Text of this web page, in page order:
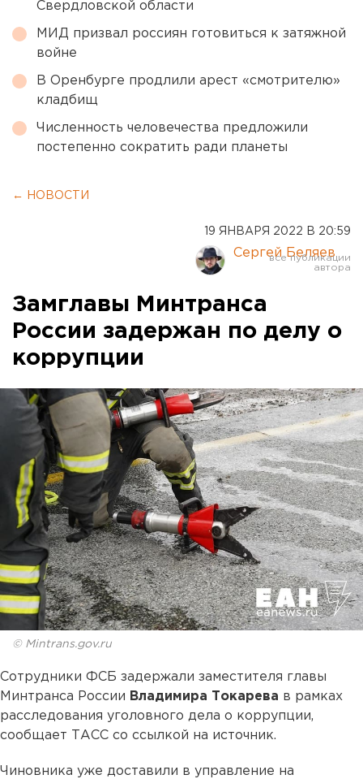
Свердловской области
МИД призвал россиян готовиться к затяжной
войне
В Оренбурге продлили арест «смотрителю»
кладбищ
Численность человечества предложили
постепенно сократить ради планеты
← НОВОСТИ
19 ЯНВАРЯ 2022 В 20:59
Сергей Беляев
Замглавы Минтранса
России задержан по делу о
коррупции
© Mintrans.gov.ru
Сотрудники ФСБ задержали заместителя главы
Минтранса России Владимира Токарева в рамках
расследования уголовного дела о коррупции,
сообщает ТАСС со ссылкой на источник.
Чиновника уже доставили в управление на